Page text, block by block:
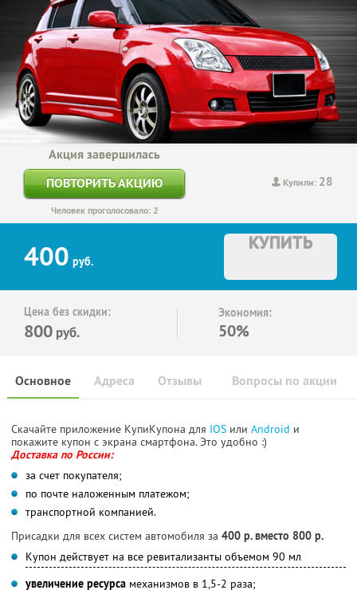
Купили: 28
Акция завершилась
ПОВТОРИТЬ АКЦИЮ
Человек проголосовало: 2
400 руб.
КУПИТЬ
Цена без скидки:
800 руб.
Экономия:
50%
Основное Отзывы Вопросы по акции
Адреса
Скачайте приложение КупиКупона для IOS или Android и
покажите купон с экрана смартфона. Это удобно :)
Доставка по России:
за счет покупателя;
по почте наложенным платежом;
транспортной компанией.
Присадки для всех систем автомобиля за 400 р. вместо 800 р.
Купон действует на все ревитализанты объемом 90 мл
увеличение ресурса механизмов в 1,5-2 раза;